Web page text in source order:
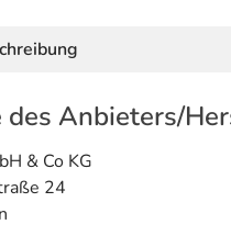
des Anbieters/
& Co KG
24